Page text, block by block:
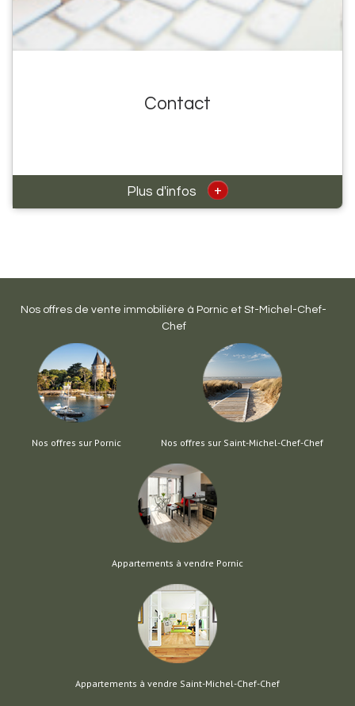
Contact
Plus d'infos +
Nos offres de vente immobilière à Pornic et St-Michel-Chef-
Chef
Nos offres sur Pornic Nos offres sur Saint-Michel-Chef-Chef
Appartements à vendre Pornic
Appartements à vendre Saint-Michel-Chef-Chef